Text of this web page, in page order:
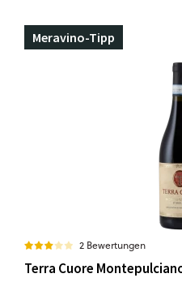
Meravino-Tipp
2 Bewertungen
Terra Cuore